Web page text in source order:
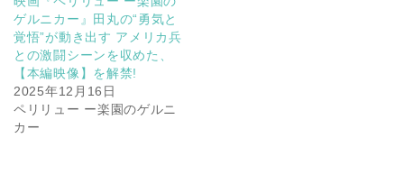
ゲルニカー』田丸の“勇気と
覚悟”が動き出す アメリカ兵
との激闘シーンを収めた、
【本編映像】を解禁!
2025年12月16日
ペリリュー ー楽園のゲルニ
カー